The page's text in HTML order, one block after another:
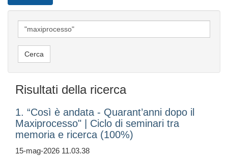
Risultati della ricerca
1. “Così è andata - Quarant’anni dopo il
Maxiprocesso" | Ciclo di seminari tra
memoria e ricerca (100%)
15-mag-2026 11.03.38